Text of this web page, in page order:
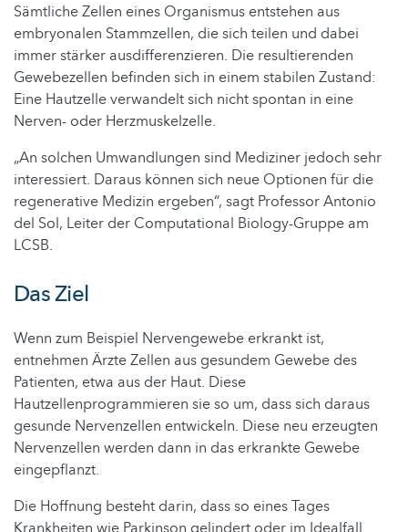
Sämtliche Zellen eines Organismus entstehen aus
embryonalen Stammzellen, die sich teilen und dabei
immer stärker ausdifferenzieren. Die resultierenden
Gewebezellen befinden sich in einem stabilen Zustand:
Eine Hautzelle verwandelt sich nicht spontan in eine
Nerven- oder Herzmuskelzelle.
„An solchen Umwandlungen sind Mediziner jedoch sehr
interessiert. Daraus können sich neue Optionen für die
regenerative Medizin ergeben“, sagt Professor Antonio
del Sol, Leiter der Computational Biology-Gruppe am
LCSB.
Das Ziel
Wenn zum Beispiel Nervengewebe erkrankt ist,
entnehmen Ärzte Zellen aus gesundem Gewebe des
Patienten, etwa aus der Haut. Diese
Hautzellenprogrammieren sie so um, dass sich daraus
gesunde Nervenzellen entwickeln. Diese neu erzeugten
Nervenzellen werden dann in das erkrankte Gewebe
eingepflanzt.
Die Hoffnung besteht darin, dass so eines Tages